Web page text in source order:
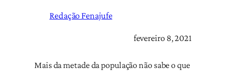
Redação Fenajufe
fevereiro 8, 2021
Mais da metade da população não sabe o que